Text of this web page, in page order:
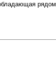
рядом